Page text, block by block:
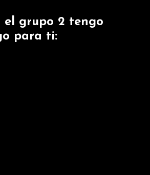
el grupo 2 tengo
para ti: